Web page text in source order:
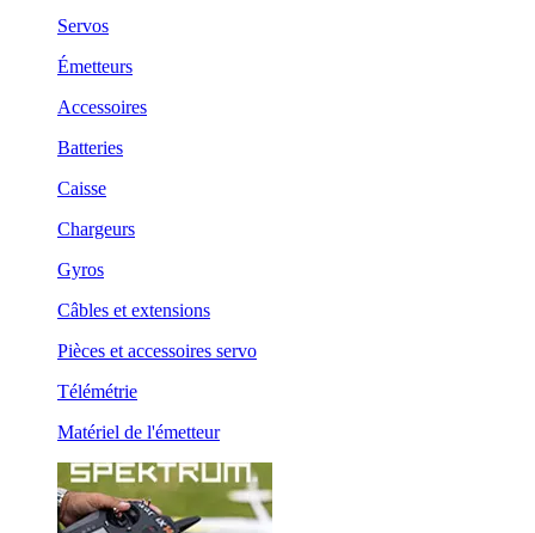
Servos
Émetteurs
Accessoires
Batteries
Caisse
Chargeurs
Gyros
Câbles et extensions
Pièces et accessoires servo
Télémétrie
Matériel de l'émetteur